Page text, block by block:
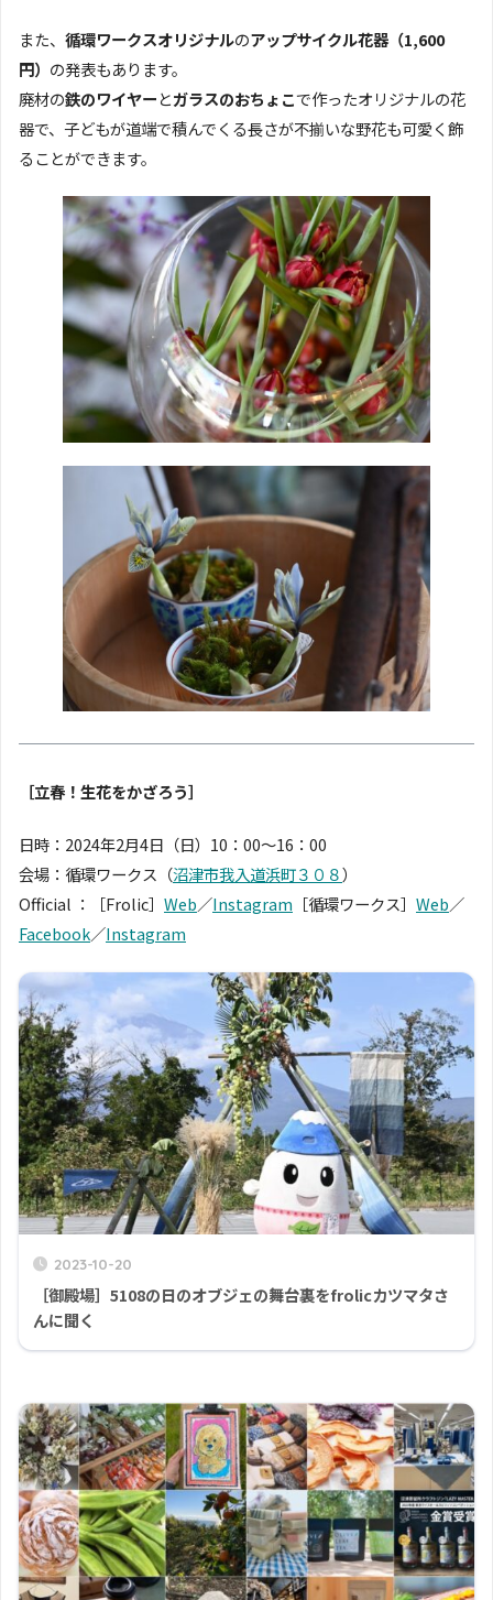
また、 循環ワークスオリジナルのアップサイクル花器（1,600
円） の発表もあります。
廃材の鉄のワイヤーとガラスのおちょこで作ったオリジナルの花
器で、子どもが道端で積んでくる長さが不揃いな野花も可愛く飾
ることができます。
［立春！生花をかざろう］
日時：2024年2月4日（日）10：00〜16：00
会場：循環ワークス（沼津市我入道浜町３０８）
Official ：［Frolic］ Web／Instagram ［循環ワークス］ Web／
Facebook／Instagram
2023-10-20
［御殿場］5108の日のオブジェの舞台裏をfrolicカツマタさ
んに聞く